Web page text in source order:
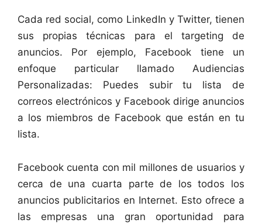
Cada red social, como LinkedIn y Twitter, tienen
sus propias técnicas para el targeting de
anuncios. Por ejemplo, Facebook tiene un
enfoque particular llamado Audiencias
Personalizadas: Puedes subir tu lista de
correos electrónicos y Facebook dirige anuncios
a los miembros de Facebook que están en tu
lista.
Facebook cuenta con mil millones de usuarios y
cerca de una cuarta parte de los todos los
anuncios publicitarios en Internet. Esto ofrece a
las empresas una gran oportunidad para